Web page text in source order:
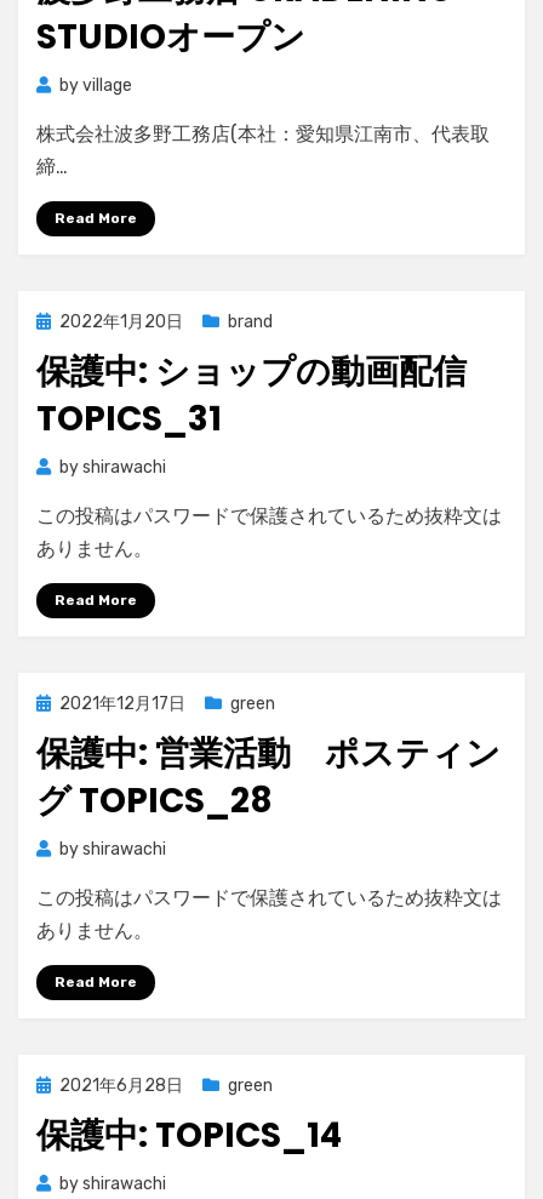
STUDIOオープン
byvillage
株式会社波多野工務店(本社：愛知県江南市、代表取
締…
Read More
Posted
2022年1月20日 brand
保護中: ショップの動画配信
TOPICS_31
byshirawachi
この投稿はパスワードで保護されているため抜粋文は
ありません。
Read More
Posted
2021年12月17日 green
保護中: 営業活動 ポスティン
グ TOPICS_28
byshirawachi
この投稿はパスワードで保護されているため抜粋文は
ありません。
Read More
Posted
2021年6月28日 green
保護中: TOPICS_14
byshirawachi